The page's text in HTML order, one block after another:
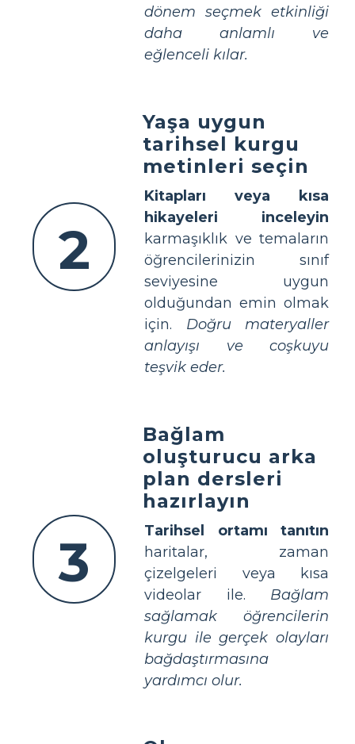
dönem seçmek etkinliği
daha anlamlı ve
eğlenceli kılar.
2
Yaşa uygun
tarihsel kurgu
metinleri seçin
Kitapları veya kısa
hikayeleri inceleyin
karmaşıklık ve temaların
öğrencilerinizin sınıf
seviyesine uygun
olduğundan emin olmak
için. Doğru materyaller
anlayışı ve coşkuyu
teşvik eder.
3
Bağlam
oluşturucu arka
plan dersleri
hazırlayın
Tarihsel ortamı tanıtın
haritalar, zaman
çizelgeleri veya kısa
videolar ile. Bağlam
sağlamak öğrencilerin
kurgu ile gerçek olayları
bağdaştırmasına
yardımcı olur.